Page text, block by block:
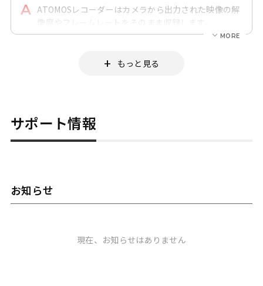
製品は各製品ページの仕様を御確認ください。
ると画面ロック中にディスプレイの表示を消すことが
出来ます。
ATOMOSレコーダーはカメラから出力された映像の解
像度やフレームレートをそのまま収録します。
そのためHDから4Kへのアップコンバート、4KからHD
また30Pから60Pなどフレームレート変換、60Pから
ることが可能です）
もっと見る
サポート情報
お知らせ
現在、お知らせはありません